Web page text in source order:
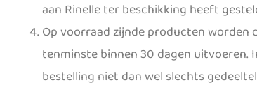
aan Rinelle ter beschikking heeft
Op voorraad zijnde producten worden
tenminste binnen 30 dagen
bestelling niet dan wel slechts